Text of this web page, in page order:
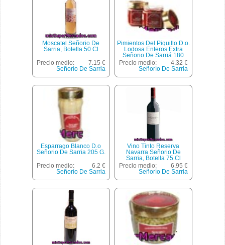
Moscatel Señorio De
Sarria, Botella 50 Cl
Precio medio:
7.15 €
Señorío De Sarria
Pimientos Del Piquillo D.o.
Lodosa Enteros Extra
Señorio De Sarriá 180
Gramos Peso Escurrido
Precio medio:
4.32 €
Señorío De Sarria
Esparrago Blanco D.o
Señorio De Sarria 205 G.
Precio medio:
6.2 €
Señorío De Sarria
Vino Tinto Reserva
Navarra Señorio De
Sarria, Botella 75 Cl
Precio medio:
6.95 €
Señorío De Sarria